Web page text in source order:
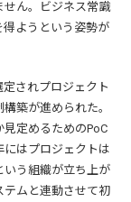
せん。ビジネス常識
ようという姿勢が
されプロジェクト
築が進められた。
定めるためのPoC
はプロジェクトは
いう組織が立ち上が
テムと連動させて初